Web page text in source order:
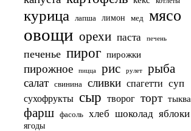
курица лапша лимон мед мясо
овощи орехи паста печень
печенье пирог пирожки
пирожное пицца рис рулет рыба
салат свинина сливки спагетти суп
сухофрукты сыр творог торт тыква
фарш фасоль хлеб шоколад яблоки
ягоды